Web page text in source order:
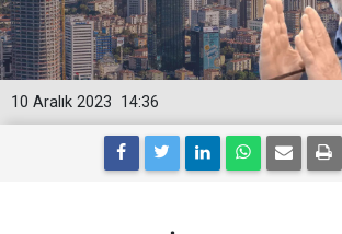
14:36
10 Aralık 2023